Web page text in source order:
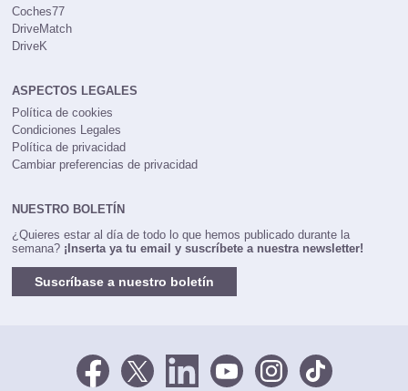
Coches77
DriveMatch
DriveK
ASPECTOS LEGALES
Política de cookies
Condiciones Legales
Política de privacidad
Cambiar preferencias de privacidad
NUESTRO BOLETÍN
¿Quieres estar al día de todo lo que hemos publicado durante la
semana? ¡Inserta ya tu email y suscríbete a nuestra newsletter!
Suscríbase a nuestro boletín